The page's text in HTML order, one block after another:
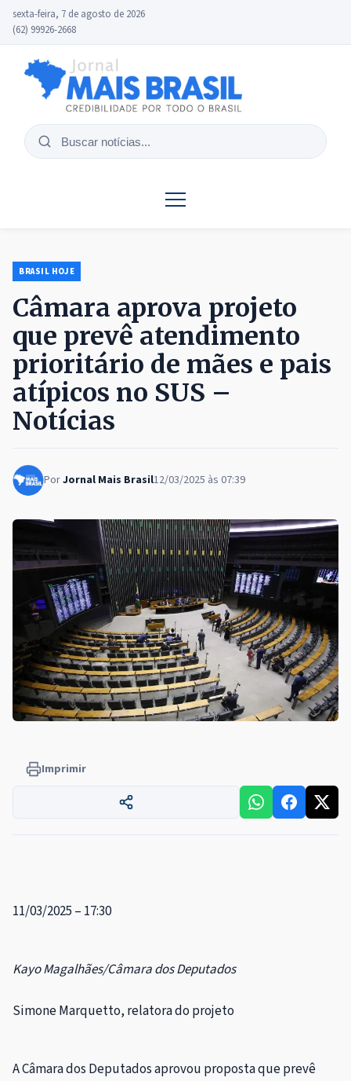
sexta-feira, 7 de agosto de 2026
(62) 99926-2668
Buscar
BRASIL HOJE
Câmara aprova projeto
que prevê atendimento
prioritário de mães e pais
atípicos no SUS –
Notícias
PorJornal Mais Brasil12/03/2025 às 07:39
Imprimir
11/03/2025 – 17:30
Kayo Magalhães/Câmara dos Deputados
Simone Marquetto, relatora do projeto
A Câmara dos Deputados aprovou proposta que prevê